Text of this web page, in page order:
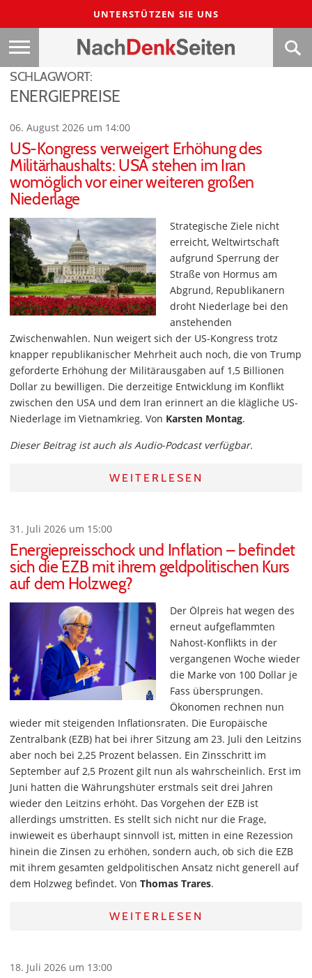
UNTERSTÜTZEN SIE UNS
SCHLAGWORT:
ENERGIEPREISE
06. August 2026 um 14:00
US-Kongress verweigert Erhöhung des
Militärhaushalts: USA stehen im Iran
womöglich vor einer weiteren großen
Niederlage
Strategische Ziele nicht
erreicht, Weltwirtschaft
aufgrund Sperrung der
Straße von Hormus am
Abgrund, Republikanern
droht Niederlage bei den
anstehenden
Zwischenwahlen. Nun weigert sich der US-Kongress trotz
knapper republikanischer Mehrheit auch noch, die von Trump
geforderte Erhöhung der Militärausgaben auf 1,5 Billionen
Dollar zu bewilligen. Die derzeitige Entwicklung im Konflikt
zwischen den USA und dem Iran erinnert an die klägliche US-
Niederlage im Vietnamkrieg. Von Karsten Montag.
Dieser Beitrag ist auch als Audio-Podcast verfügbar.
WEITERLESEN
31. Juli 2026 um 15:00
Energiepreisschock und Inflation – befindet
sich die EZB mit ihrem geldpolitischen Kurs
auf dem Holzweg?
Der Ölpreis hat wegen des
erneut aufgeflammten
Nahost-Konflikts in der
vergangenen Woche wieder
die Marke von 100 Dollar je
Fass übersprungen.
Ökonomen rechnen nun
wieder mit steigenden Inflationsraten. Die Europäische
Zentralbank (EZB) hat bei ihrer Sitzung am 23. Juli den Leitzins
aber noch bei 2,25 Prozent belassen. Ein Zinsschritt im
September auf 2,5 Prozent gilt nun als wahrscheinlich. Erst im
Juni hatten die Währungshüter erstmals seit drei Jahren
wieder den Leitzins erhöht. Das Vorgehen der EZB ist
allerdings umstritten. Es stellt sich nicht nur die Frage,
inwieweit es überhaupt sinnvoll ist, mitten in eine Rezession
hinein die Zinsen zu erhöhen, sondern auch, ob sich die EZB
mit ihrem gesamten geldpolitischen Ansatz nicht generell auf
dem Holzweg befindet. Von Thomas Trares.
WEITERLESEN
18. Juli 2026 um 13:00